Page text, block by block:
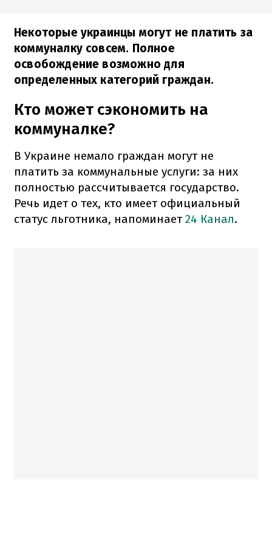
Некоторые украинцы могут не платить за
коммуналку совсем. Полное
освобождение возможно для
определенных категорий граждан.
Кто может сэкономить на
коммуналке?
В Украине немало граждан могут не
платить за коммунальные услуги: за них
полностью рассчитывается государство.
Речь идет о тех, кто имеет официальный
статус льготника, напоминает24 Канал.